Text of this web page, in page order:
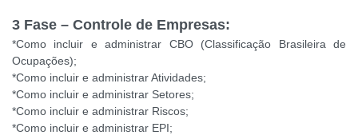
3 Fase – Controle de Empresas:
*Como incluir e administrar CBO (Classificação Brasileira de
Ocupações);
*Como incluir e administrar Atividades;
*Como incluir e administrar Setores;
*Como incluir e administrar Riscos;
*Como incluir e administrar EPI;